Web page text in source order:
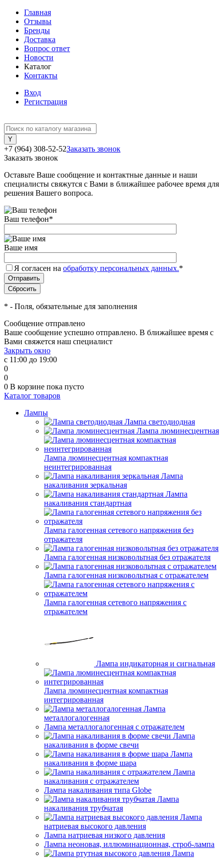
Главная
Отзывы
Бренды
Доставка
Вопрос ответ
Новости
Каталог
Контакты
Вход
Регистрация
+7 (964) 308-52-52Заказать звонок
Заказать звонок
Оставьте Ваше сообщение и контактные данные и наши
специалисты свяжутся с Вами в ближайшее рабочее время для
решения Вашего вопроса.
Ваш телефон*
Ваше имя
Я согласен на обработку персональных данных.*
* - Поля, обязательные для заполнения
Сообщение отправлено
Ваше сообщение успешно отправлено. В ближайшее время с
Вами свяжется наш специалист
Закрыть окно
с 11:00 до 19:00
0
0
0 В корзине пока пусто
Каталог товаров
Лампы
Лампа светодиодная
Лампа люминесцентная
Лампа люминесцентная компактная
неинтегрированная
Лампа
накаливания зеркальная
Лампа
накаливания стандартная
Лампа галогенная сетевого напряжения без
отражателя
Лампа галогенная низковольтная без отражателя
Лампа галогенная низковольтная с отражателем
Лампа галогенная сетевого напряжения с
отражателем
Лампа индикаторная и сигнальная
Лампа люминесцентная компактная
интегрированная
Лампа
металлогалогенная
Лампа металлогалогенная с отражателем
Лампа
накаливания в форме свечи
Лампа
накаливания в форме шара
Лампа
накаливания с отражателем
Лампа накаливания типа Globe
Лампа
накаливания трубчатая
Лампа
натриевая высокого давления
Лампа натриевая низкого давления
Лампа неоновая, иллюминационная, строб-лампа
Лампа